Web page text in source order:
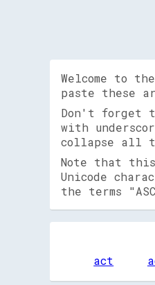
Welcome to
paste these
Don't forget
with
collapse all
Note that
Unicode
the terms
act